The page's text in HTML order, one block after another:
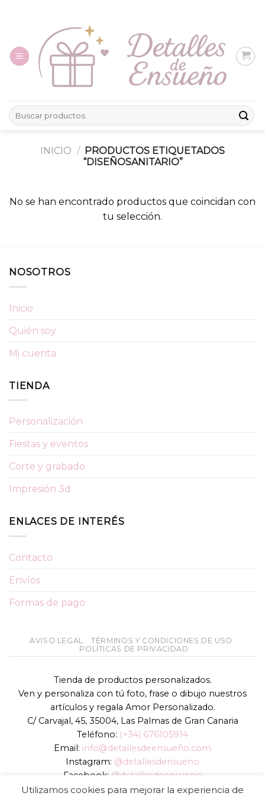
Buscar
por:
INICIO / PRODUCTOS ETIQUETADOS
“DISEÑOSANITARIO”
No se han encontrado productos que coincidan con
tu selección.
NOSOTROS
Inicio
Quién soy
Mi cuenta
TIENDA
Personalización
Fiestas y eventos
Corte y grabado
Impresión 3d
ENLACES DE INTERÉS
Contacto
Envíos
Formas de pago
AVISO LEGAL
TÉRMINOS Y CONDICIONES DE USO
POLÍTICAS DE PRIVACIDAD
Tienda de productos personalizados.
Ven y personaliza con tú foto, frase o dibujo nuestros
artículos y regala Amor Personalizado.
C/ Carvajal, 45, 35004, Las Palmas de Gran Canaria
Teléfono: (+34) 676105914
Email: info@detallesdeensueño.com
Instagram: @detallesdensueno
Facebook: @detallesdeensueno
TikTok: @detallesdensueno
Utilizamos cookies para mejorar la experiencia de